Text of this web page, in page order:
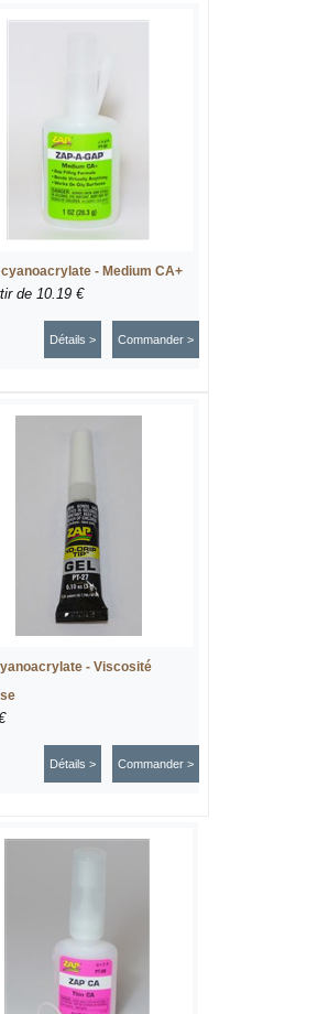
- Medium CA+
de 10.19 €
Commander >
Détails >
- Viscosité
Commander >
Détails >